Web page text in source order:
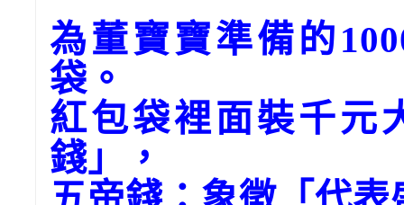
為董寶寶準備的
袋。
紅包袋裡面裝千元
錢」，